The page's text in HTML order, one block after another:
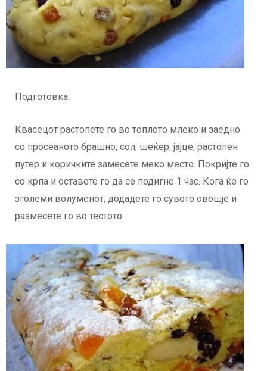
Подготовка:
Квасецот растопете го во топлото млеко и заедно
со просеаното брашно, сол, шеќер, јајце, растопен
путер и коричките замесете меко место. Покријте го
со крпа и оставете го да се подигне 1 час. Кога ќе го
зголеми волуменот, додадете го сувото овошје и
размесете го во тестото.